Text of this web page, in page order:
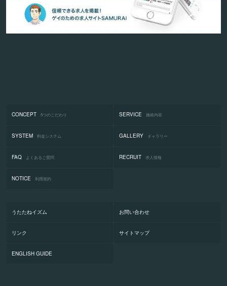
CONCEPT 5つのこだわり SERVICE 施術内容
SYSTEM 料金システム GALLERY ギャラリー
FAQ よくあるご質問 RECRUIT 求人情報
NOTICE 利用規約
うたたねイズム お問い合わせ
リンク サイトマップ
ENGLISH GUIDE